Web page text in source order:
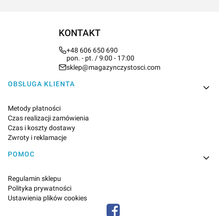
KONTAKT
+48 606 650 690
pon. - pt. / 9:00 - 17:00
sklep@magazynczystosci.com
Linki w stopce
OBSŁUGA KLIENTA
Metody płatności
Czas realizacji zamówienia
Czas i koszty dostawy
Zwroty i reklamacje
POMOC
Regulamin sklepu
Polityka prywatności
Ustawienia plików cookies